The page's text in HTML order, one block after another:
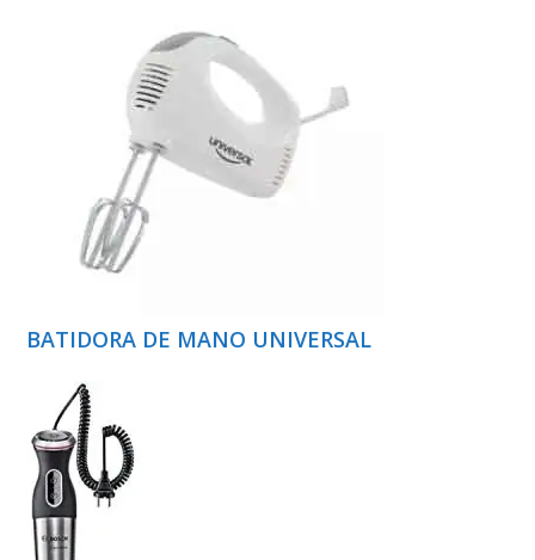
BATIDORA DE MANO UNIVERSAL